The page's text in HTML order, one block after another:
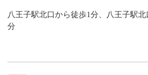
八王子駅北口から徒歩1分、八王子駅
分